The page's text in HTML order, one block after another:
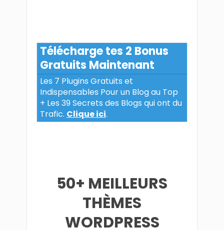
Télécharge tes 2 Bonus
Gratuits Maintenant
Les 7 Plugins Gratuits et
Indispensables Pour un Blog au Top
+ Les 39 Secrets des Blogs qui ont du
Trafic. Clique ici.
50+ MEILLEURS
THÈMES
WORDPRESS